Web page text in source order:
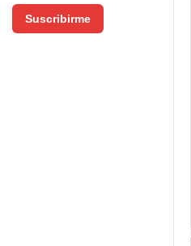
Suscribirme